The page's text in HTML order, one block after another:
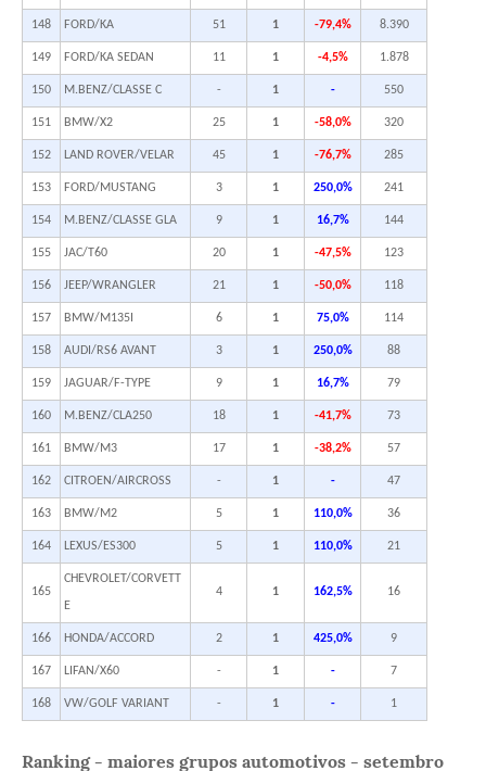
148 FORD/KA 51 1 -79,4% 8.390
149 FORD/KA SEDAN 11 1 -4,5% 1.878
150 M.BENZ/CLASSE C - 1 - 550
151 BMW/X2 25 1 -58,0% 320
152 LAND ROVER/VELAR 45 1 -76,7% 285
153 FORD/MUSTANG 3 1 250,0% 241
154 M.BENZ/CLASSE GLA 9 1 16,7% 144
155 JAC/T60 20 1 -47,5% 123
156 JEEP/WRANGLER 21 1 -50,0% 118
157 BMW/M135I 6 1 75,0% 114
158 AUDI/RS6 AVANT 3 1 250,0% 88
159 JAGUAR/F-TYPE 9 1 16,7% 79
160 M.BENZ/CLA250 18 1 -41,7% 73
161 BMW/M3 17 1 -38,2% 57
162 CITROEN/AIRCROSS - 1 - 47
163 BMW/M2 5 1 110,0% 36
164 LEXUS/ES300 5 1 110,0% 21
165
CHEVROLET/CORVETT
E
4 1 162,5% 16
166 HONDA/ACCORD 2 1 425,0% 9
167 LIFAN/X60 - 1 - 7
168 VW/GOLF VARIANT - 1 - 1
Ranking - maiores grupos automotivos - setembro